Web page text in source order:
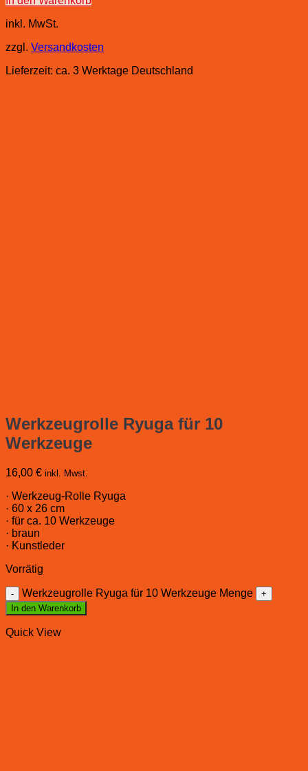
inkl. MwSt.
zzgl. Versandkosten
Lieferzeit: ca. 3 Werktage Deutschland
Werkzeugrolle Ryuga für 10
Werkzeuge
16,00 € inkl. Mwst.
· Werkzeug-Rolle Ryuga
· 60 x 26 cm
· für ca. 10 Werkzeuge
· braun
· Kunstleder
Vorrätig
Werkzeugrolle Ryuga für 10 Werkzeuge Menge
In den Warenkorb
Quick View